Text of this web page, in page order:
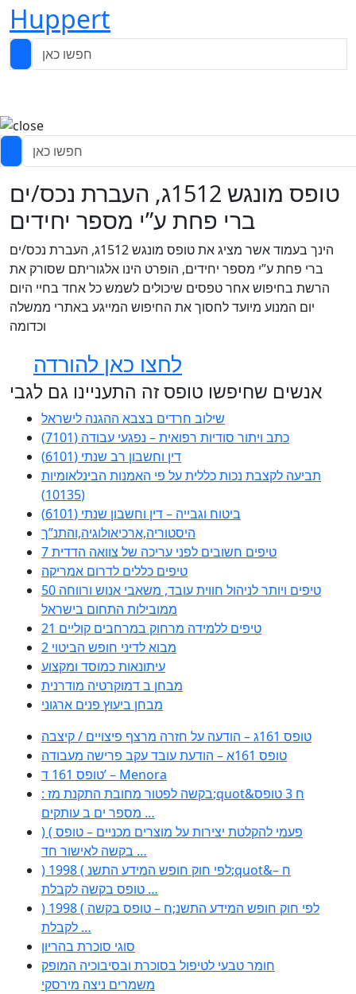
Huppert
טופס מונגש 1512ג, העברת נכס/ים
ברי פחת ע”י מספר יחידים
הינך בעמוד אשר מציג את טופס מונגש 1512ג, העברת נכס/ים
ברי פחת ע”י מספר יחידים, הופרט הינו אלגוריתם שסורק את
הרשת בחיפוש אחר טפסים שיכולים לשמש כל אחד בחיי היום
יום המנוע מיועד לחסוך את החיפוש המייגע באתרי ממשלה
וכדומה
לחצו כאן להורדה
אנשים שחיפשו טופס זה התעניינו גם לגבי
שילוב חרדים בצבא ההגנה לישראל
כתב ויתור סודיות רפואית – נפגעי עבודה (7101)
דין וחשבון רב שנתי (6101)
תביעה לקצבת נכות כללית על פי האמנות הבינלאומיות
(10135)
ביטוח וגבייה – דין וחשבון שנתי (6101)
היסטוריה,ארכיאולוגיה,והתנ”ך
7 טיפים חשובים לפני עריכה של צוואה הדדית
טיפים כללים לדרום אמריקה
50 טיפים ויותר לניהול חווית עובד, משאבי אנוש ורווחה
ממובילות התחום בישראל
21 טיפים ללמידה מרחוק במרחבים קוליים
מבוא לדיני חופש הביטוי 2
עיתונאות כמוסד ומקצוע
מבחן ב דמוקרטיה מודרנית
מבחן ביעוץ פנים ארגוני
טופס 161ג – הודעה על חזרה מרצף פיצויים / קיצבה
טופס 161א – הודעת עובד עקב פרישה מעבודה
טופס 161 ד’ – Menora
: בקשה לפטור מחובת התקנת מז;quot&ח 3 טופס
מספר ים ב עותקים …
) ( פעמי להקלטת יצירות על מוצרים מכניים – טופס
בקשה לאישור חד …
) 1998 ( לפי חוק חופש המידע התשנ;quot&ח –
טופס בקשה לקבלת …
) 1998 ( לפי חוק חופש המידע התשנ;ח – טופס בקשה
לקבלת …
סוגי סוכרת בהריון
חומר טבעי לטיפול בסוכרת ובסיבוכיה המופק
משמרים ניצה מירסקי